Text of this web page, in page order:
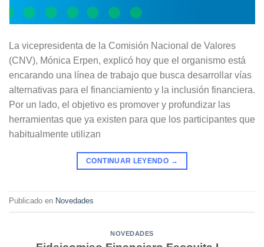
La vicepresidenta de la Comisión Nacional de Valores
(CNV), Mónica Erpen, explicó hoy que el organismo está
encarando una línea de trabajo que busca desarrollar vías
alternativas para el financiamiento y la inclusión financiera.
Por un lado, el objetivo es promover y profundizar las
herramientas que ya existen para que los participantes que
habitualmente utilizan
CONTINUAR LEYENDO →
Publicado en Novedades
NOVEDADES